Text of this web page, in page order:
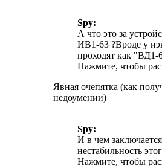
Spy:
А что это за
ИВ1-63 ?Вроде у
проходят как "ВД1-
Нажмите, чтобы
Явная очепятка (как
недоумении)
Spy:
И в чем заключается
нестабильность
Нажмите, чтобы